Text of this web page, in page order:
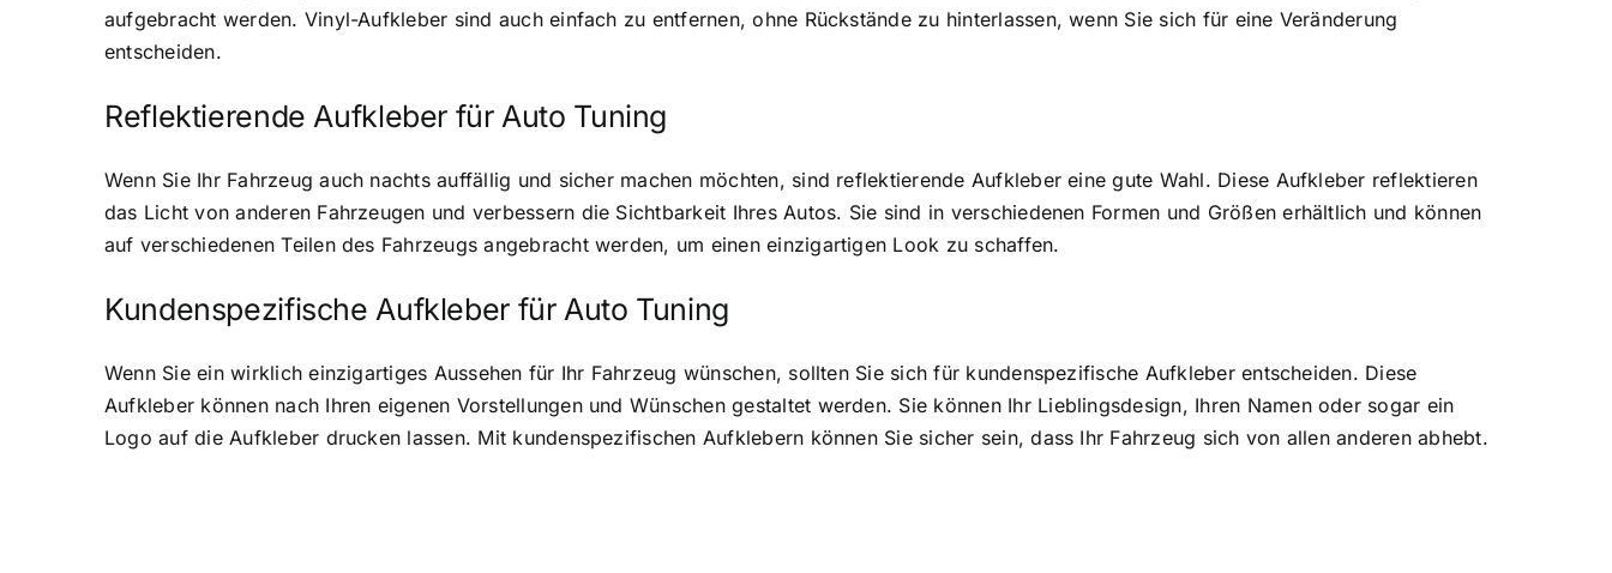
aufgebracht werden. Vinyl-Aufkleber sind auch einfach zu entfernen, ohne Rückstände zu hinterlassen, wenn Sie sich für eine Veränderung
entscheiden.
Reflektierende Aufkleber für Auto Tuning
Wenn Sie Ihr Fahrzeug auch nachts auffällig und sicher machen möchten, sind reflektierende Aufkleber eine gute Wahl. Diese Aufkleber reflektieren
das Licht von anderen Fahrzeugen und verbessern die Sichtbarkeit Ihres Autos. Sie sind in verschiedenen Formen und Größen erhältlich und können
auf verschiedenen Teilen des Fahrzeugs angebracht werden, um einen einzigartigen Look zu schaffen.
Kundenspezifische Aufkleber für Auto Tuning
Wenn Sie ein wirklich einzigartiges Aussehen für Ihr Fahrzeug wünschen, sollten Sie sich für kundenspezifische Aufkleber entscheiden. Diese
Aufkleber können nach Ihren eigenen Vorstellungen und Wünschen gestaltet werden. Sie können Ihr Lieblingsdesign, Ihren Namen oder sogar ein
Logo auf die Aufkleber drucken lassen. Mit kundenspezifischen Aufklebern können Sie sicher sein, dass Ihr Fahrzeug sich von allen anderen abhebt.